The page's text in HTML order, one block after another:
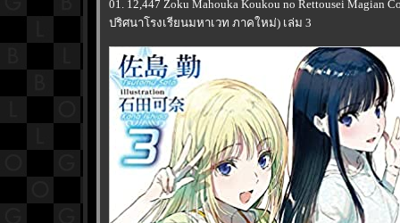
01. 12,447 Zoku Mahouka Koukou no Rettousei Magian
ปริศนาโรงเรียนมหาเวท ภาคใหม่) เล่ม 3